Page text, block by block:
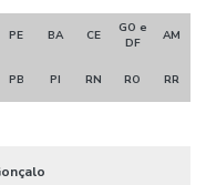
PE BA CE
GO e
DF
AM
PB PI RN RO RR